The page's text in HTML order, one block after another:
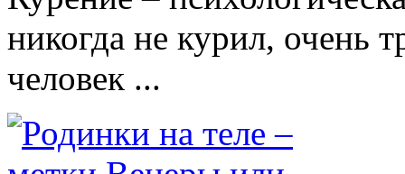
никогда не курил, очень
человек ...